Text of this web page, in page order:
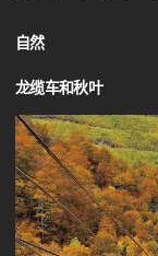
自然
龙缆车和秋叶